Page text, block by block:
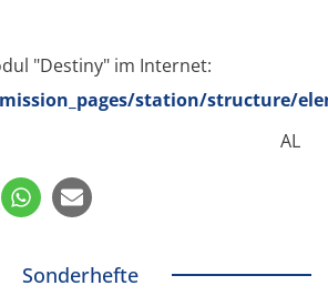
"Destiny" im Internet:
station/structure/
AL
Sonderhefte